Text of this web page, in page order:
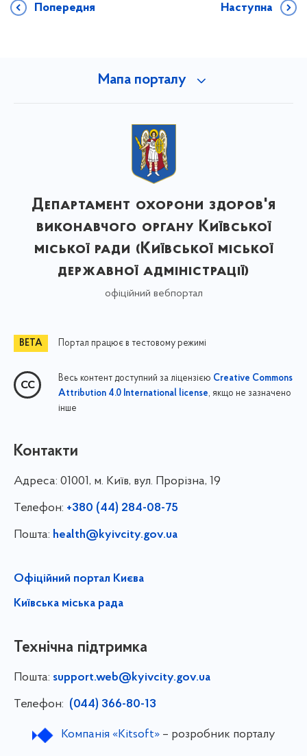
Попередня Наступна
Мапа порталу
Департамент охорони здоров'я
виконавчого органу Київської
міської ради (Київської міської
державної адміністрації)
офіційний вебпортал
Портал працює в тестовому режимі
Весь контент доступний за ліцензією Creative Commons
Attribution 4.0 International license, якщо не зазначено
інше
Контакти
Адреса: 01001, м. Київ, вул. Прорізна, 19
Телефон: +380 (44) 284-08-75
Пошта: health@kyivcity.gov.ua
Офіційний портал Києва
Київська міська рада
Технічна підтримка
Пошта: support.web@kyivcity.gov.ua
Телефон: (044) 366-80-13
Компанія «Kitsoft»– розробник порталу